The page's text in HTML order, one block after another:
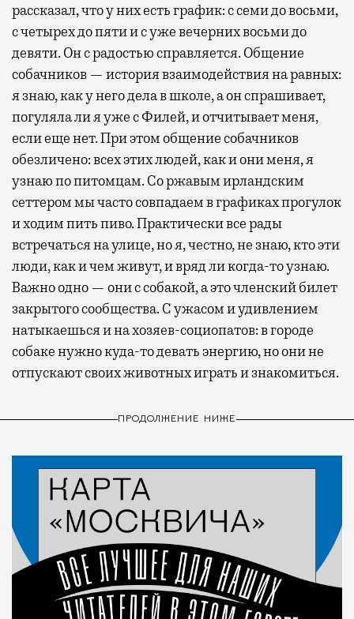
рассказал, что у них есть график: с семи до восьми,
с четырех до пяти и с уже вечерних восьми до
девяти. Он с радостью справляется. Общение
собачников — история взаимодействия на равных:
я знаю, как у него дела в школе, а он спрашивает,
погуляла ли я уже с Филей, и отчитывает меня,
если еще нет. При этом общение собачников
обезличено: всех этих людей, как и они меня, я
узнаю по питомцам. Со ржавым ирландским
сеттером мы часто совпадаем в графиках прогулок
и ходим пить пиво. Практически все рады
встречаться на улице, но я, честно, не знаю, кто эти
люди, как и чем живут, и вряд ли когда-то узнаю.
Важно одно — они с собакой, а это членский билет
закрытого сообщества. С ужасом и удивлением
натыкаешься и на хозяев-социопатов: в городе
собаке нужно куда-то девать энергию, но они не
отпускают своих животных играть и знакомиться.
ПРОДОЛЖЕНИЕ НИЖЕ